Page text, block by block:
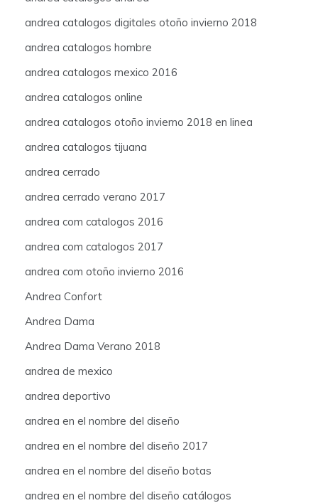
andrea catalogos digitales otoño invierno 2018
andrea catalogos hombre
andrea catalogos mexico 2016
andrea catalogos online
andrea catalogos otoño invierno 2018 en linea
andrea catalogos tijuana
andrea cerrado
andrea cerrado verano 2017
andrea com catalogos 2016
andrea com catalogos 2017
andrea com otoño invierno 2016
Andrea Confort
Andrea Dama
Andrea Dama Verano 2018
andrea de mexico
andrea deportivo
andrea en el nombre del diseño
andrea en el nombre del diseño 2017
andrea en el nombre del diseño botas
andrea en el nombre del diseño catálogos